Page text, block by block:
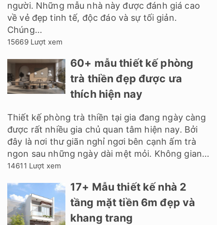
người. Những mẫu nhà này được đánh giá cao
về vẻ đẹp tinh tế, độc đáo và sự tối giản.
Chúng...
15669 Lượt xem
60+ mẫu thiết kế phòng
trà thiền đẹp được ưa
thích hiện nay
Thiết kế phòng trà thiền tại gia đang ngày càng
được rất nhiều gia chủ quan tâm hiện nay. Bởi
đây là nơi thư giãn nghỉ ngơi bên cạnh ấm trà
ngon sau những ngày dài mệt mỏi. Không gian...
14611 Lượt xem
17+ Mẫu thiết kế nhà 2
tầng mặt tiền 6m đẹp và
khang trang